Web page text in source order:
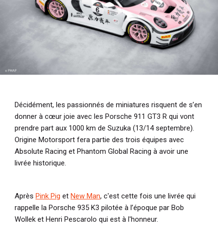
Décidément, les passionnés de miniatures risquent de s’en
donner à cœur joie avec les Porsche 911 GT3 R qui vont
prendre part aux 1000 km de Suzuka (13/14 septembre).
Origine Motorsport fera partie des trois équipes avec
Absolute Racing et Phantom Global Racing à avoir une
livrée historique.
Après Pink Pig et New Man, c'est cette fois une livrée qui
rappelle la Porsche 935 K3 pilotée à l’époque par Bob
Wollek et Henri Pescarolo qui est à l'honneur.